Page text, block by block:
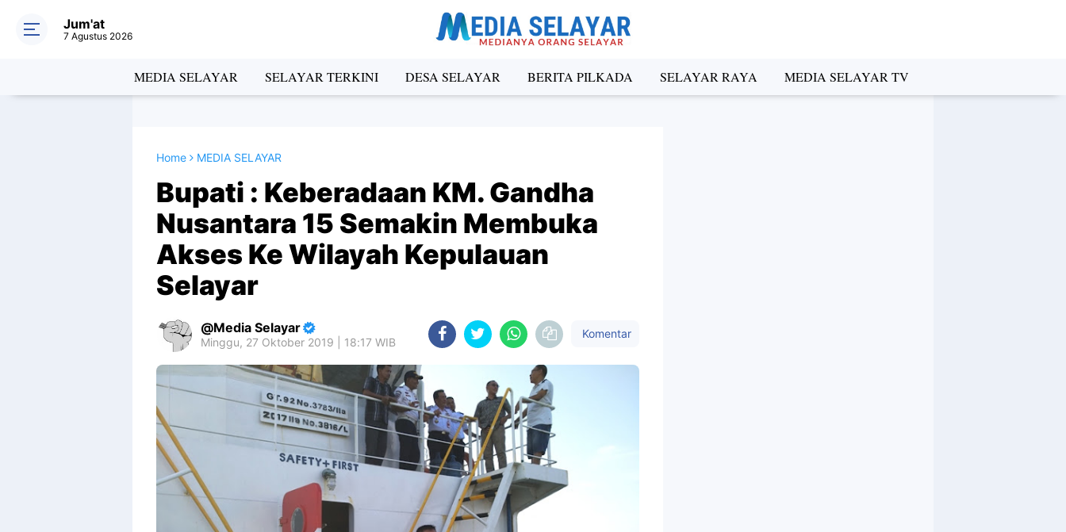
Jum'at
7 Agustus 2026
MEDIA SELAYAR SELAYAR TERKINI DESA SELAYAR BERITA PILKADA SELAYAR RAYA MEDIA SELAYAR TV
Home MEDIA SELAYAR
Bupati : Keberadaan KM. Gandha
Nusantara 15 Semakin Membuka
Akses Ke Wilayah Kepulauan
Selayar
Media Selayar
Minggu, 27 Oktober 2019 | 18:17 WIB
Komentar